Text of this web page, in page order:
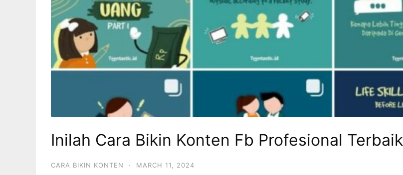
Inilah Cara Bikin Konten Fb Profesional Terbaik
CARA BIKIN KONTEN · MARCH 11, 2024